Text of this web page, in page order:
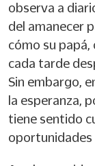
observa a
del amanecer
cómo su papá,
cada tarde
Sin embargo,
la esperanza,
tiene sentido
oportunidades